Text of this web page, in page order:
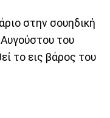
στην σουηδική
του
το εις βάρος του